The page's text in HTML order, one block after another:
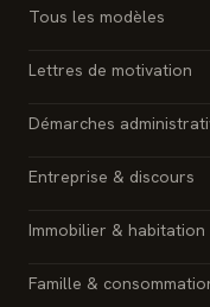
Tous les modèles
Lettres de motivation
Démarches
Entreprise & discours
Immobilier & habitation
Famille &